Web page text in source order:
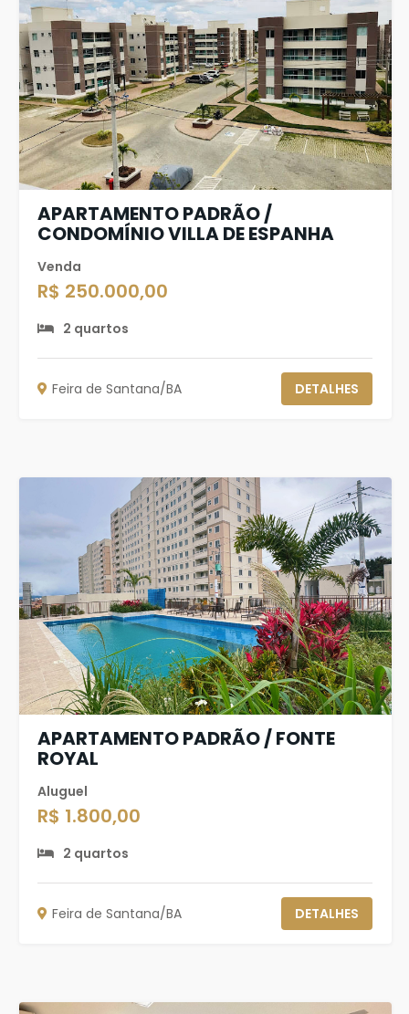
APARTAMENTO PADRÃO /
CONDOMÍNIO VILLA DE ESPANHA
Venda
R$ 250.000,00
2 quartos
Feira de Santana/BA DETALHES
APARTAMENTO PADRÃO / FONTE
ROYAL
Aluguel
R$ 1.800,00
2 quartos
Feira de Santana/BA DETALHES